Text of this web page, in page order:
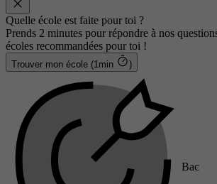
Quelle école est faite pour toi ?
Prends 2 minutes pour répondre à nos
écoles recommandées pour toi !
Trouver mon école (1min )
Bac